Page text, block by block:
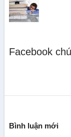
Facebook
Bình luận mới